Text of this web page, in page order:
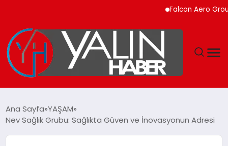
Falcon Aero Group,
SPOR
Ana Sayfa YAŞAM
Nev Sağlık Grubu: Sağlıkta Güven ve İnovasyonun Adresi